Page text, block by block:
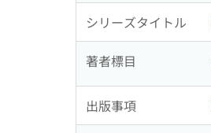
シリーズタイトル
著者標目
出版事項